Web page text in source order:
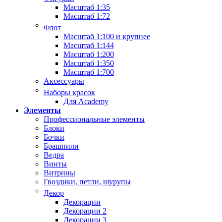
Масштаб 1:35
Масштаб 1:72
Флот
Масштаб 1:100 и крупнее
Масштаб 1:144
Масштаб 1:200
Масштаб 1:350
Масштаб 1:700
Аксессуары
Наборы красок
Для Academy
Элементы
Профессиональные элементы
Блоки
Бочки
Брашпили
Ведра
Винты
Витрины
Гвоздики, петли, шурупы
Декор
Декорации
Декорации 2
Декорации 3